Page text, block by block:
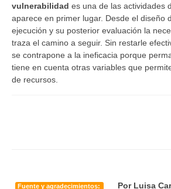
vulnerabilidad es una de las actividades
aparece en primer lugar. Desde el diseño
ejecución y su posterior evaluación la
traza el camino a seguir. Sin restarle
se contrapone a la ineficacia porque
tiene en cuenta otras variables que
de recursos.
Fuente y agradecimientos: Por Luisa